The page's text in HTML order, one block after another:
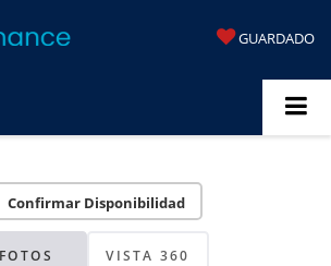
GUARDADO
Confirmar Disponibilidad
FOTOS VISTA 360
Disponibles
favor, revise luego